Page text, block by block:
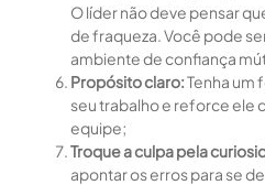
O líder não deve pensar
de fraqueza. Você pode
ambiente de confiança
Propósito claro:Tenha um
seu trabalho e reforce ele
equipe;
Troque a culpa pela
apontar os erros para se